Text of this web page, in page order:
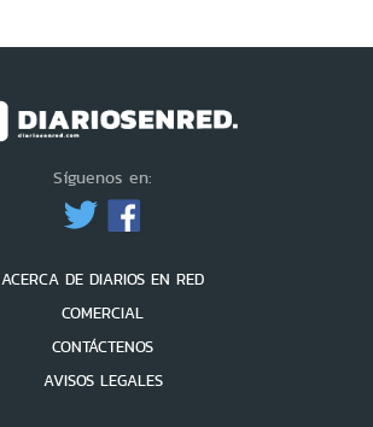
Síguenos en:
ACERCA DE DIARIOS EN RED
COMERCIAL
CONTÁCTENOS
AVISOS LEGALES